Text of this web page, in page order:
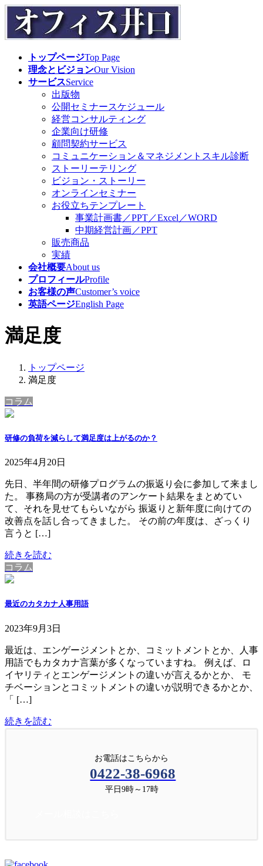
コ
ナ
トップページTop Page
理念とビジョンOur Vision
サービスService
出版物
公開セミナースケジュール
経営コンサルティング
企業向け研修
顧問契約サービス
コミュニケーション＆マネジメントスキル診断
ストーリーテリング
ビジョン・ストーリー
オンラインセミナー
お役立ちテンプレート
事業計画書／PPT／Excel／WORD
中期経営計画／PPT
販売商品
実績
会社概要About us
プロフィールProfile
お客様の声Customer’s voice
英語ページEnglish Page
満足度
トップページ
満足度
コラム
研修の負荷を減らして満足度は上がるのか？
2025年4月20日
先日、半年間の研修プログラムの振返り会に参加して来まし
た。 事務局の方が受講者のアンケート結果をまとめてい
て、それを見せてもらいながら 振返りと新年度に向けての
改善点を話し合ってきました。 その前の年度は、ざっくり
言うと […]
続きを読む
コラム
最近のカタカナ人事用語
2023年9月3日
最近は、エンゲージメントとか、コミットメントとか、人事
用語でもカタカナ言葉が多くなっていますね。 例えば、ロ
イヤリティとエンゲージメントの違いが言えるかとか、 モ
チベーションとコミットメントの違いが説明できるかとか、
「 […]
続きを読む
お電話はこちらから
0422-38-6968
平日9時～17時